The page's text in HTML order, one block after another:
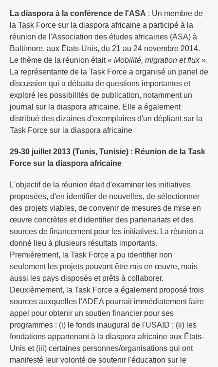
La diaspora à la conférence de l'ASA : Un membre de
la Task Force sur la diaspora africaine a participé à la
réunion de l'Association des études africaines (ASA) à
Baltimore, aux États-Unis, du 21 au 24 novembre 2014.
Le thème de la réunion était « Mobilité, migration et flux».
La représentante de la Task Force a organisé un panel de
discussion qui a débattu de questions importantes et
exploré les possibilités de publication, notamment un
journal sur la diaspora africaine. Elle a également
distribué des dizaines d'exemplaires d'un dépliant sur la
Task Force sur la diaspora africaine
29-30 juillet 2013 (Tunis, Tunisie) : Réunion de la Task
Force sur la diaspora africaine
L'objectif de la réunion était d'examiner les initiatives
proposées, d'en identifier de nouvelles, de sélectionner
des projets viables, de convenir de mesures de mise en
œuvre concrètes et d'identifier des partenariats et des
sources de financement pour les initiatives. La réunion a
donné lieu à plusieurs résultats importants.
Premièrement, la Task Force a pu identifier non
seulement les projets pouvant être mis en œuvre, mais
aussi les pays disposés et prêts à collaborer.
Deuxièmement, la Task Force a également proposé trois
sources auxquelles l'ADEA pourrait immédiatement faire
appel pour obtenir un soutien financier pour ses
programmes : (i) le fonds inaugural de l'USAID ; (ii) les
fondations appartenant à la diaspora africaine aux États-
Unis et (iii) certaines personnes/organisations qui ont
manifesté leur volonté de soutenir l'éducation sur le